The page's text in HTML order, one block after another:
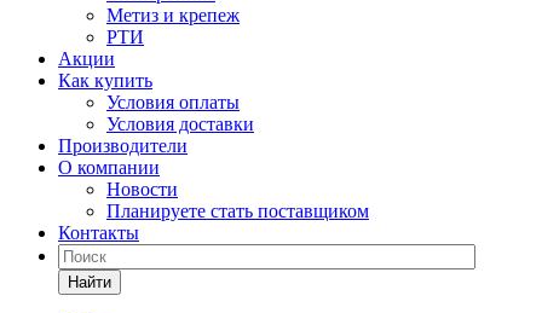
Метиз и крепеж
РТИ
Акции
Как купить
Условия оплаты
Условия доставки
Производители
О компании
Новости
Планируете стать поставщиком
Контакты
Найти